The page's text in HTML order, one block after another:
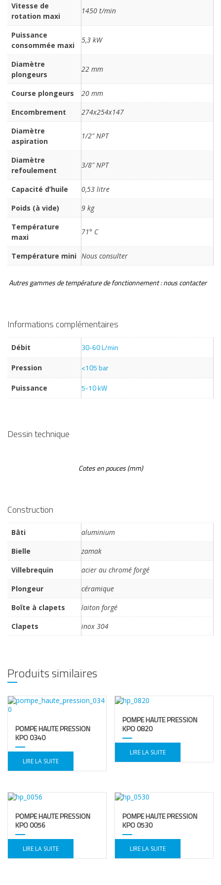
Vitesse de
rotation maxi
1450 t/min
Puissance
consommée maxi
5,3 kW
Diamètre
plongeurs
22 mm
Course plongeurs
20 mm
Encombrement
274x254x147
Diamètre
aspiration
1/2″ NPT
Diamètre
refoulement
3/8″ NPT
Capacité d’huile
0,53 litre
Poids (à vide)
9 kg
Température
maxi
71° C
Température mini Nous consulter
Autres gammes de température de fonctionnement : nous contacter
Informations complémentaires
Débit 30-60 L/min
Pression <105 bar
Puissance 5-10 kW
Dessin technique
Cotes en pouces (mm)
Construction
Bâti
aluminium
Bielle
zamak
Villebrequin
acier au chromé forgé
Plongeur
céramique
Boîte à clapets
laiton forgé
Clapets
inox 304
Produits similaires
POMPE HAUTE PRESSION
KPO 0340
LIRE LA SUITE
POMPE HAUTE PRESSION
KPO 0820
LIRE LA SUITE
POMPE HAUTE PRESSION
KPO 0056
LIRE LA SUITE
POMPE HAUTE PRESSION
KPO 0530
LIRE LA SUITE